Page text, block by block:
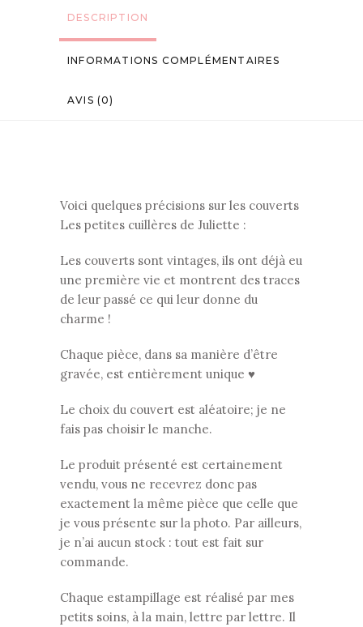
DESCRIPTION
INFORMATIONS COMPLÉMENTAIRES
AVIS (0)
Voici quelques précisions sur les couverts
Les petites cuillères de Juliette :
Les couverts sont vintages, ils ont déjà eu
une première vie et montrent des traces
de leur passé ce qui leur donne du
charme !
Chaque pièce, dans sa manière d’être
gravée, est entièrement unique ♥
Le choix du couvert est aléatoire; je ne
fais pas choisir le manche.
Le produit présenté est certainement
vendu, vous ne recevrez donc pas
exactement la même pièce que celle que
je vous présente sur la photo. Par ailleurs,
je n’ai aucun stock : tout est fait sur
commande.
Chaque estampillage est réalisé par mes
petits soins, à la main, lettre par lettre. Il